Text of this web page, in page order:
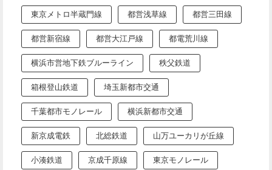
東京メトロ半蔵門線 都営浅草線 都営三田線
都営新宿線 都営大江戸線 都電荒川線
横浜市営地下鉄ブルーライン 秩父鉄道
箱根登山鉄道 埼玉新都市交通
千葉都市モノレール 横浜新都市交通
新京成電鉄 北総鉄道 山万ユーカリが丘線
小湊鉄道 京成千原線 東京モノレール